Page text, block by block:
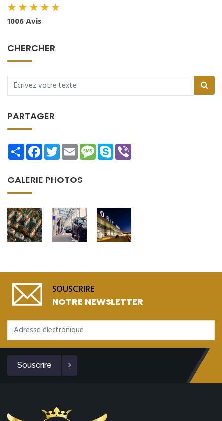
★★★★★
1006 Avis
CHERCHER
PARTAGER
ShareFacebookTwitterEmailMessage
Skype
GALERIE PHOTOS
SOUSCRIRE
NOTRE NEWSLETTER
Souscrire